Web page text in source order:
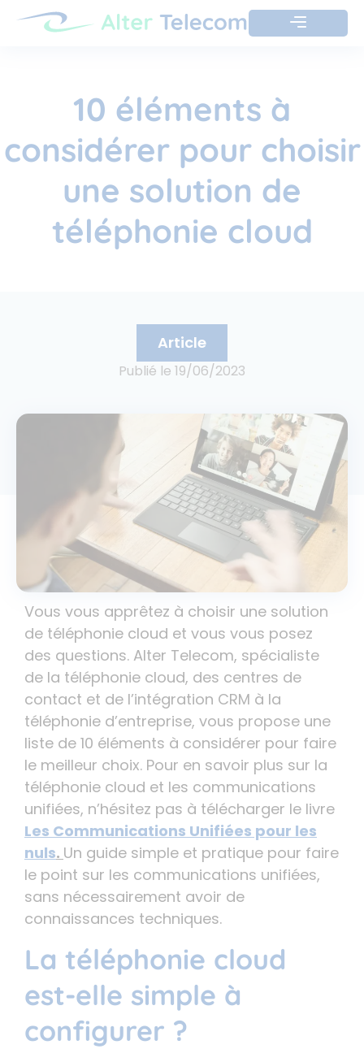
10 éléments à
considérer pour choisir
une solution de
téléphonie cloud
Article
Publié le 19/06/2023
Vous vous apprêtez à choisir une solution
de téléphonie cloud et vous vous posez
des questions. Alter Telecom, spécialiste
de la téléphonie cloud, des centres de
contact et de l’intégration CRM à la
téléphonie d’entreprise, vous propose une
liste de 10 éléments à considérer pour faire
le meilleur choix. Pour en savoir plus sur la
téléphonie cloud et les communications
unifiées, n’hésitez pas à télécharger le livre
Les Communications Unifiées pour les
nuls. Un guide simple et pratique pour faire
le point sur les communications unifiées,
sans nécessairement avoir de
connaissances techniques.
La téléphonie cloud
est-elle simple à
configurer ?